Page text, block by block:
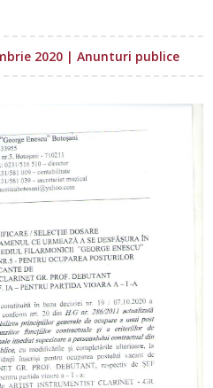
2020 | Anunturi publice